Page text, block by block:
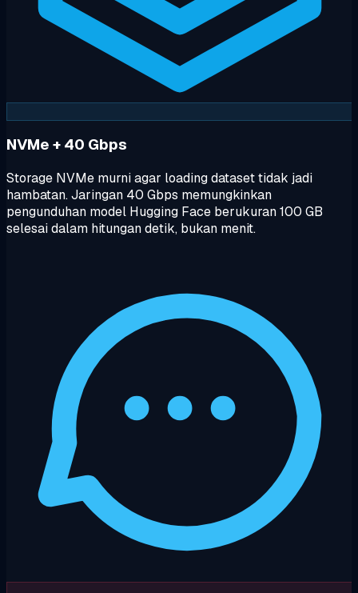
NVMe + 40 Gbps
Storage NVMe murni agar loading dataset tidak jadi
hambatan. Jaringan 40 Gbps memungkinkan
pengunduhan model Hugging Face berukuran 100 GB
selesai dalam hitungan detik, bukan menit.